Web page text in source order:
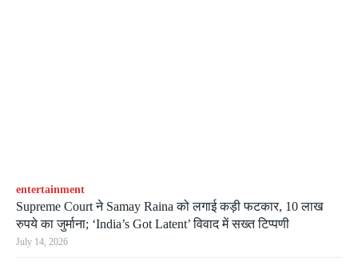
entertainment
Supreme Court ने Samay Raina को लगाई कड़ी फटकार, 10 लाख
रुपये का जुर्माना; ‘India’s Got Latent’ विवाद में सख्त टिप्पणी
July 14, 2026